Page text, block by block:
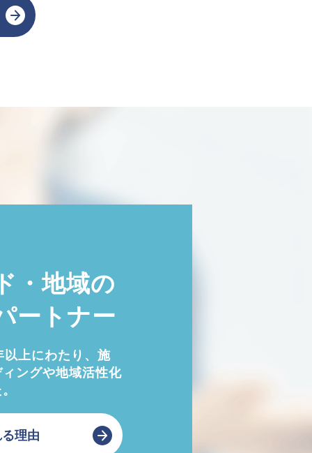
・地域の
ートナー
上にわたり、施
ングや地域活性化
理由